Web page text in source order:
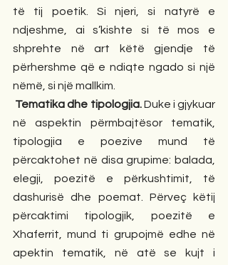
të tij poetik. Si njeri, si natyrë e
ndjeshme, ai s’kishte si të mos e
shprehte në art këtë gjendje të
përhershme që e ndiqte ngado si një
nëmë, si një mallkim.
Tematika dhe tipologjia. Duke i gjykuar
në aspektin përmbajtësor tematik,
tipologjia e poezive mund të
përcaktohet në disa grupime: balada,
elegji, poezitë e përkushtimit, të
dashurisë dhe poemat. Përveç këtij
përcaktimi tipologjik, poezitë e
Xhaferrit, mund ti grupojmë edhe në
apektin tematik, në atë se kujt i